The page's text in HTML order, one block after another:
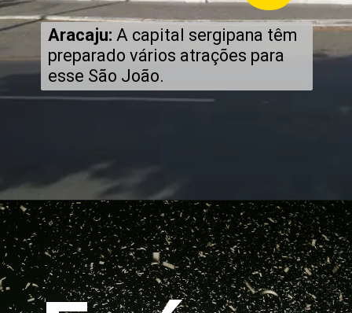
Aracaju: A capital sergipana têm
preparado vários atrações para
esse São João.